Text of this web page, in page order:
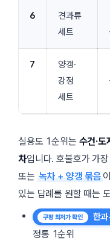
6
견과류
세트
7
양갱·
강정
세트
실용도 1순위는 수건·도
차입니다. 호불호가 가
또는 녹차 + 양갱 묶음
있는 답례를 원할 때는
한과
정통 1순위